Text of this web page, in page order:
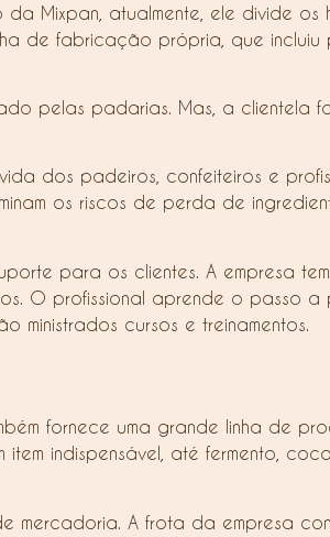
atualmente, ele divide os
de fabricação própria, que incluiu
pelas padarias. Mas, a clientela
dos padeiros, confeiteiros e
os riscos de perda de
para os clientes. A empresa
O profissional aprende o passo
ministrados cursos e treinamentos.
fornece uma grande linha de
indispensável, até fermento,
mercadoria. A frota da empresa